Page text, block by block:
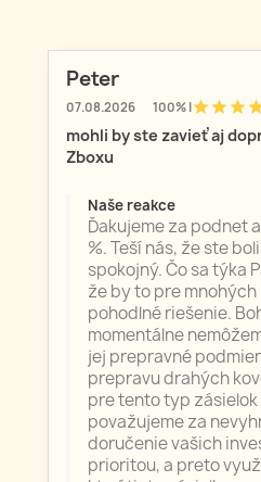
Peter
07.08.2026 100% |starstarstar
mohli by ste zavieť aj
Zboxu
Naše reakce
Ďakujeme za podnet
%. Teší nás, že ste
spokojný. Čo sa týka
že by to pre
pohodlné riešenie.
momentálne
jej prepravné
prepravu drahých
pre tento typ
považujeme za
doručenie vašich
prioritou, a preto